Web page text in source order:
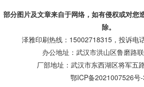
部分图片及文章来自于网络，如有侵权或对您
除。
泽雅印刷热线：15002718315，投诉电
办公地址：武汉市洪山区鲁磨路
厂部地址：武汉市东西湖区将军五
鄂ICP备2021007526号